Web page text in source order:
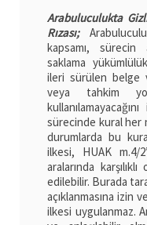
Arabuluculukta
Rızası;
kapsamı, sürecin
saklama
ileri sürülen belge
veya tahkim
sürecinde kural her
durumlarda bu
ilkesi, HUAK m.4/
aralarında
edilebilir. Burada
açıklanmasına izin
ilkesi uygulanmaz.